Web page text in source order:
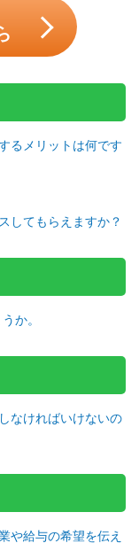
るメリットは何です
してもらえますか？
か。
なければいけないの
や給与の希望を伝え